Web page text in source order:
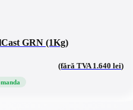
GRN (1Kg)
(fără TVA 1.640 lei)